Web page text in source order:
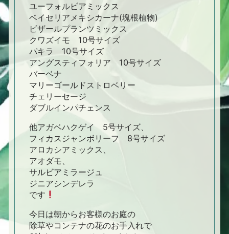
ユーフォルビアミックス
ベイセリアメキシカーナ(塊根植物)
ビザールプランツミックス
クワズイモ 10号サイズ
パキラ 10号サイズ
アングスティフォリア 10号サイズ
バーベナ
マリーゴールドストロベリー
チェリーセージ
ダブルインパチェンス
他アガベハクゲイ 5号サイズ、
フィカスジャンボリーフ 8号サイズ
アロカシアミックス、
アオダモ、
サルビアミラージュ
ジニアシンデレラ
です
今日は朝からお客様のお庭の
除草やコンテナの花のお手入れで